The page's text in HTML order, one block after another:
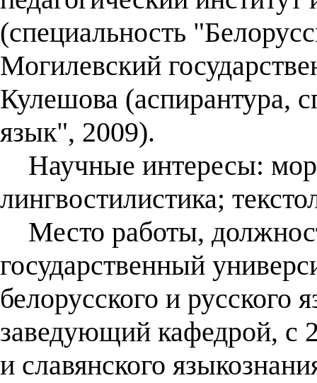
(специальность
Могилевский
Кулешова (аспирантура,
язык", 2009).
Научные интересы:
лингвостилистика;
Место работы,
государственный
белорусского и русского
заведующий кафедрой, с
и славянского